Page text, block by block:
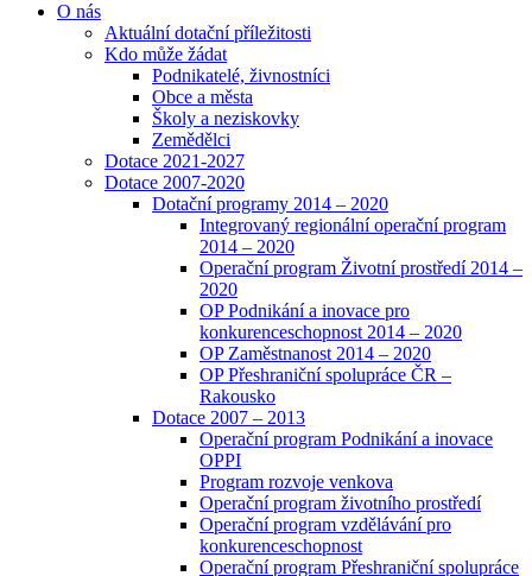
O nás
Aktuální dotační příležitosti
Kdo může žádat
Podnikatelé, živnostníci
Obce a města
Školy a neziskovky
Zemědělci
Dotace 2021-2027
Dotace 2007-2020
Dotační programy 2014 – 2020
Integrovaný regionální operační program
2014 – 2020
Operační program Životní prostředí 2014 –
2020
OP Podnikání a inovace pro
konkurenceschopnost 2014 – 2020
OP Zaměstnanost 2014 – 2020
OP Přeshraniční spolupráce ČR –
Rakousko
Dotace 2007 – 2013
Operační program Podnikání a inovace
OPPI
Program rozvoje venkova
Operační program životního prostředí
Operační program vzdělávání pro
konkurenceschopnost
Operační program Přeshraniční spolupráce